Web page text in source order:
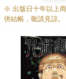
※ 出版日十年以上
併結帳，敬請見諒。